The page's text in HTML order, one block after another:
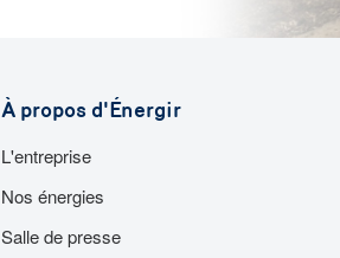
À propos d'Énergir
L'entreprise
Nos énergies
Salle de presse